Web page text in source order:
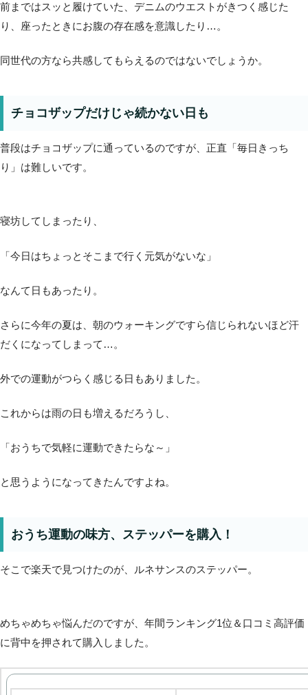
前まではスッと履けていた、デニムのウエストがきつく感じた
り、座ったときにお腹の存在感を意識したり…。
同世代の方なら共感してもらえるのではないでしょうか。
チョコザップだけじゃ続かない日も
普段はチョコザップに通っているのですが、正直「毎日きっち
り」は難しいです。
寝坊してしまったり、
「今日はちょっとそこまで行く元気がないな」
なんて日もあったり。
さらに今年の夏は、朝のウォーキングですら信じられないほど汗
だくになってしまって…。
外での運動がつらく感じる日もありました。
これからは雨の日も増えるだろうし、
「おうちで気軽に運動できたらな～」
と思うようになってきたんですよね。
おうち運動の味方、ステッパーを購入！
そこで楽天で見つけたのが、ルネサンスのステッパー。
めちゃめちゃ悩んだのですが、年間ランキング1位＆口コミ高評価
に背中を押されて購入しました。